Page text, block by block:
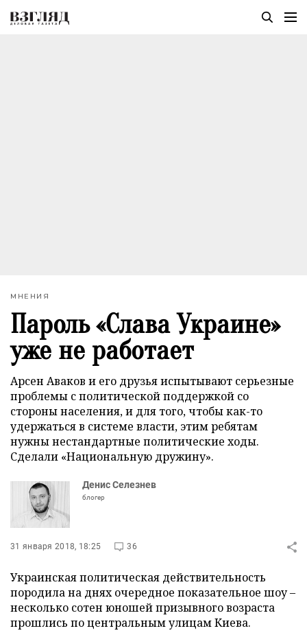
МНЕНИЯ
Пароль «Слава Украине»
уже не работает
Арсен Аваков и его друзья испытывают серьезные
проблемы с политической поддержкой со
стороны населения, и для того, чтобы как-то
удержаться в системе власти, этим ребятам
нужны нестандартные политические ходы.
Сделали «Национальную дружину».
Денис Селезнев
блогер
31 января 2018, 18:25 36
Украинская политическая действительность
породила на днях очередное показательное шоу –
несколько сотен юношей призывного возраста
прошлись по центральным улицам Киева.